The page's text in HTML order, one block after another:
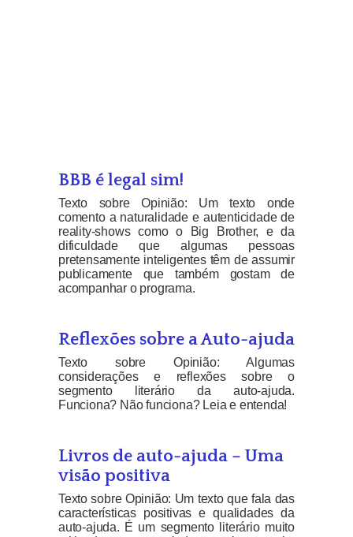
BBB é legal sim!
Texto sobre Opinião: Um texto onde
comento a naturalidade e autenticidade de
reality-shows como o Big Brother, e da
dificuldade que algumas pessoas
pretensamente inteligentes têm de assumir
publicamente que também gostam de
acompanhar o programa.
Reflexões sobre a Auto-ajuda
Texto sobre Opinião: Algumas
considerações e reflexões sobre o
segmento literário da auto-ajuda.
Funciona? Não funciona? Leia e entenda!
Livros de auto-ajuda – Uma
visão positiva
Texto sobre Opinião: Um texto que fala das
características positivas e qualidades da
auto-ajuda. É um segmento literário muito